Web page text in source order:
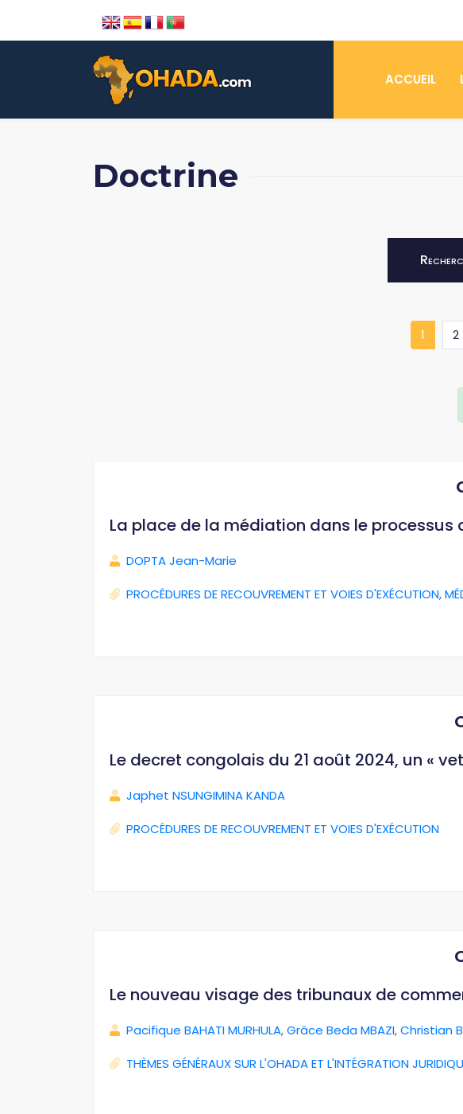
ACCUEIL
Doctrine
1 2
La place de la médiation dans le processus
DOPTA Jean-Marie
PROCÉDURES DE RECOUVREMENT ET VOIES D'EXÉCUTION,
Le decret congolais du 21 août 2024, un «
Japhet NSUNGIMINA KANDA
PROCÉDURES DE RECOUVREMENT ET VOIES D'EXÉCUTION
Le nouveau visage des tribunaux de
Pacifique BAHATI MURHULA,Grâce Beda MBAZI,Christian
THÈMES GÉNÉRAUX SUR L'OHADA ET L'INTÉGRATION